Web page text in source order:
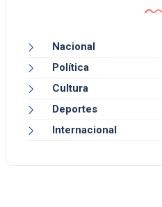
Nacional
Política
Cultura
Deportes
Internacional